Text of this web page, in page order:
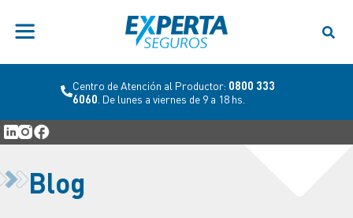
Centro de Atención al Productor: 0800 333
6060 . De lunes a viernes de 9 a 18 hs.
Blog